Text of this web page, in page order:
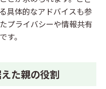
具体的なアドバイスも参
プライバシーや情報共有
す。
た親の役割